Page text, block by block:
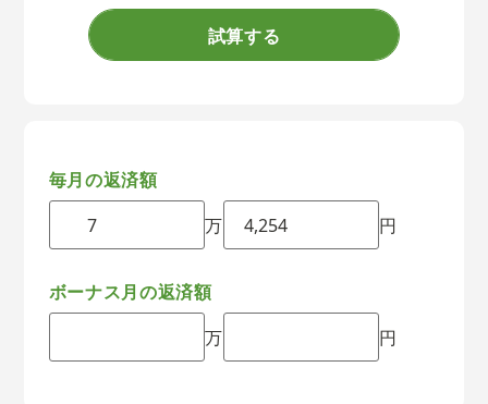
試算する
毎月の返済額
万
円
ボーナス月の返済額
万
円